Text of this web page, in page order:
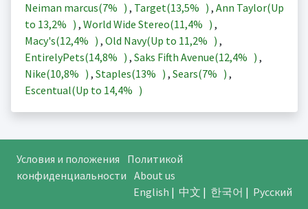
Neiman marcus(7% ) , Target(13,5% ) , Ann Taylor(Up
to 13,2% ) , World Wide Stereo(11,4% ) ,
Macy's(12,4% ) , Old Navy(Up to 11,2% ) ,
EntirelyPets(14,8% ) , Saks Fifth Avenue(12,4% ) ,
Nike(10,8% ) , Staples(13% ) , Sears(7% ) ,
Escentual(Up to 14,4% )
Условия и положения
Политикой
конфиденциальности About us
English | 中文 | 한국어 | Русский